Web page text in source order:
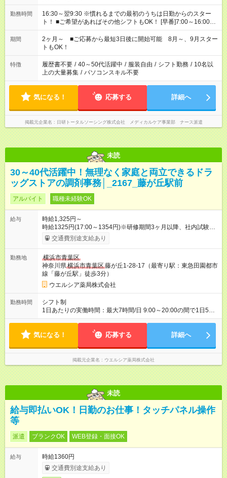
勤務時間
16:30～翌9:30 ※慣れるまでの最初のうちは日勤からのスター
ト！ ■ご希望があればその他シフトもOK！ [早番]7:00～16:00
[日勤]9:00～18:00 [遅番]10:00～19:00など ※Wワーク希望の方
へ 今ご覧のお仕事で希望する勤務時間と、もう1つのお仕事の勤
務時間。 合計で週40時間を超える場合は応募できません。
期間
2ヶ月～ ■ご応募から最短3日後に開始可能 8月～、9月スター
トもOK！
特徴 履歴書不要 / 40～50代活躍中 / 服装自由 / シフト勤務 / 10名以
上の大量募集 / パソコンスキル不要
気になる！ 応募する 詳細へ
掲載元企業名 日研トータルソーシング株式会社 メディカルケア事業部 ナース派遣
未読
30～40代活躍中！無理なく家庭と両立できるドラ
ッグストアの調剤事務│_2167_藤が丘駅前
アルバイト 職種未経験OK
給与
時給1,325円～
時給1325円(17:00～1354円)※研修期間3ヶ月以降、社内試験に
よる更新判定あり 社内試験合格後、時給＋50～100円の昇給あ
り （大学生は＋20円） 試用期間あり：入社日から3ヶ月間／本
間の長さ：3ヶ月 雇用形態、給与は本採用時と同じです。
交通費別途支給あり
勤務地
横浜市青葉区
神奈川県横浜市青葉区藤が丘1-28-17（最寄り駅：東急田園都市
線「藤が丘駅」徒歩3分）
ウエルシア薬局株式会社
勤務時間
シフト制
1日あたりの実働時間：最大7時間/日 9:00～20:00の間で1日5時
間～応相談 ☆週3～5日の勤務 ※勤務曜日応相談 ☆未経験・無資
気になる！ 応募する 詳細へ
掲載元企業名 ウエルシア薬局株式会社
未読
給与即払いOK！日勤のお仕事！タッチパネル操作
等
派遣 ブランクOK WEB登録・面接OK
給与
時給1360円
交通費別途支給あり